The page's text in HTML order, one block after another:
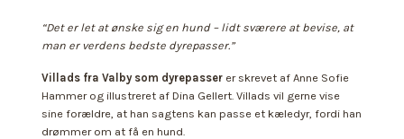
“Det er let at ønske sig en hund – lidt sværere at bevise, at
man er verdens bedste dyrepasser.”
Villads fra Valby som dyrepasser er skrevet af Anne Sofie
Hammer og illustreret af Dina Gellert. Villads vil gerne vise
sine forældre, at han sagtens kan passe et kæledyr, fordi han
drømmer om at få en hund.